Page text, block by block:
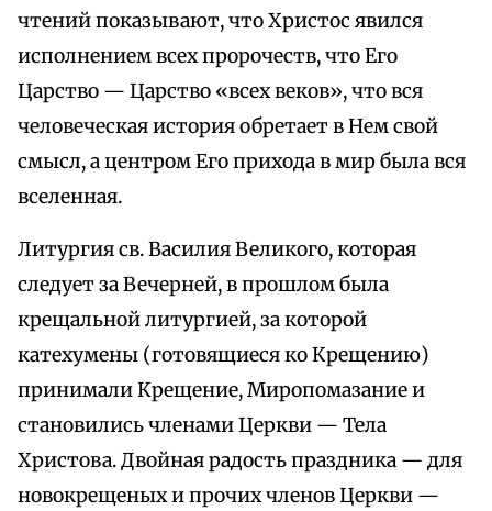
чтений показывают, что Христос явился
исполнением всех пророчеств, что Его
Царство — Царство «всех веков», что вся
человеческая история обретает в Нем свой
смысл, а центром Его прихода в мир была вся
вселенная.
Литургия св. Василия Великого, которая
следует за Вечерней, в прошлом была
крещальной литургией, за которой
катехумены (готовящиеся ко Крещению)
принимали Крещение, Миропомазание и
становились членами Церкви — Тела
Христова. Двойная радость праздника — для
новокрещеных и прочих членов Церкви —